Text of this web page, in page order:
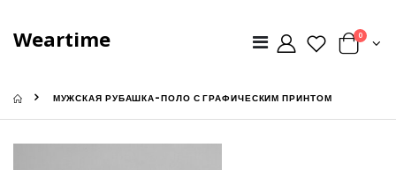
Weartime 0
МУЖСКАЯ РУБАШКА-ПОЛО С ГРАФИЧЕСКИМ ПРИНТОМ